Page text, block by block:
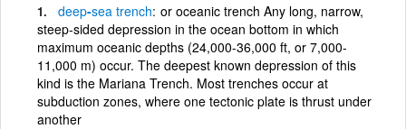
deep-sea trench or oceanic trench Any long, narrow,
steep-sided depression in the ocean bottom in which
maximum oceanic depths (24,000-36,000 ft, or 7,000-
11,000 m) occur. The deepest known depression of this
kind is the Mariana Trench. Most trenches occur at
subduction zones, where one tectonic plate is thrust under
another